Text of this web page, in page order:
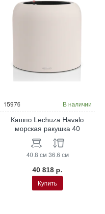
15976 В наличии
Кашпо Lechuza Havalo
морская ракушка 40
40.8 см 36.6 см
40 818 р.
Купить